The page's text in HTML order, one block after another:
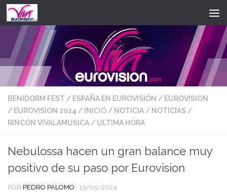
Saltar al contenido
BENIDORM FEST / ESPAÑA EN EUROVISIÓN / EUROVISION
/ EUROVISION 2024 / INICIO/ NOTICIA/ NOTICIAS/
RINCÓN VIVALAMUSICA/ ULTIMA HORA
Nebulossa hacen un gran balance muy
positivo de su paso por Eurovision
POR PEDRO PALOMO · 13/05/2024